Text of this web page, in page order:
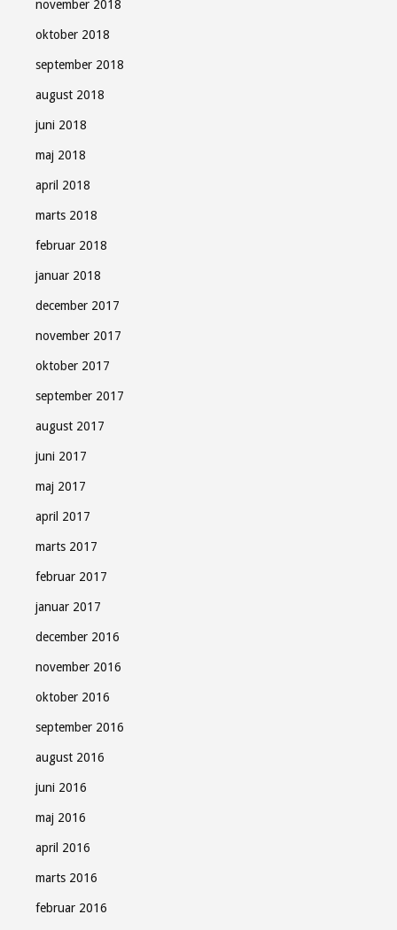
november 2018
oktober 2018
september 2018
august 2018
juni 2018
maj 2018
april 2018
marts 2018
februar 2018
januar 2018
december 2017
november 2017
oktober 2017
september 2017
august 2017
juni 2017
maj 2017
april 2017
marts 2017
februar 2017
januar 2017
december 2016
november 2016
oktober 2016
september 2016
august 2016
juni 2016
maj 2016
april 2016
marts 2016
februar 2016